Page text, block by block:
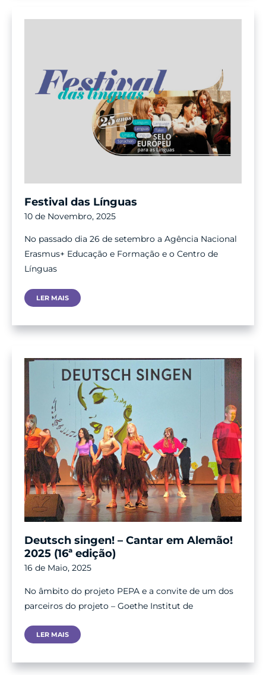
Festival das Línguas
10 de Novembro, 2025
No passado dia 26 de setembro a Agência Nacional
Erasmus+ Educação e Formação e o Centro de
Línguas
Festival
Das
Línguas
LER MAIS
Deutsch singen! – Cantar em Alemão!
2025 (16ª edição)
16 de Maio, 2025
No âmbito do projeto PEPA e a convite de um dos
parceiros do projeto – Goethe Institut de
Deutsch
–
Alemão!
LER MAIS